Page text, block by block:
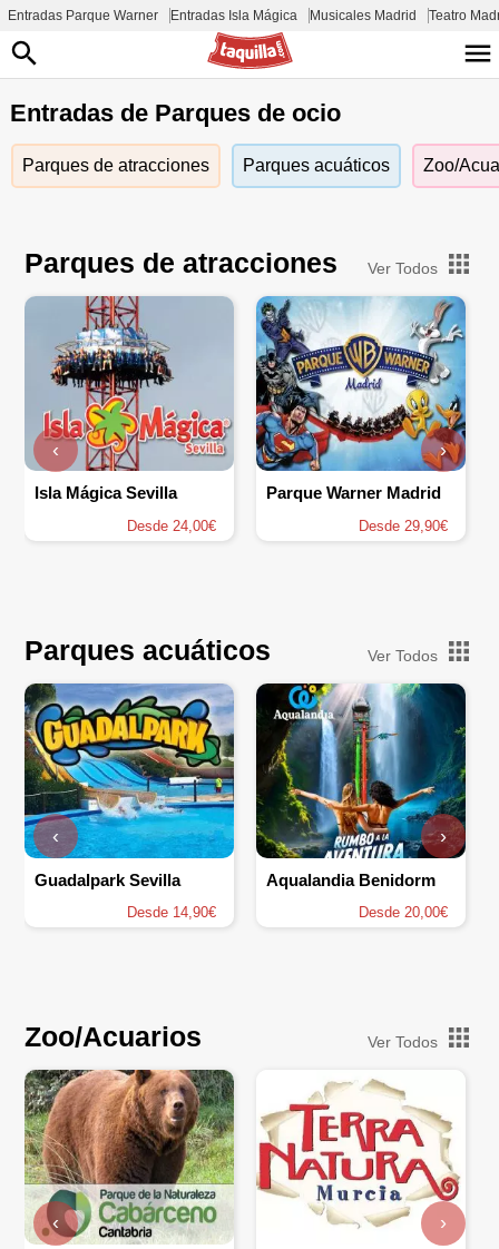
Entradas Parque Warner Entradas Isla Mágica Musicales Madrid Teatro
Entradas de Parques de ocio
Parques de atracciones Parques acuáticos Zoo/
Parques de atracciones Ver Todos
Isla Mágica Sevilla
Desde 24,00€
Parque Warner Madrid
Desde 29,90€
‹ ›
Parques acuáticos Ver Todos
Guadalpark Sevilla
Desde 14,90€
Aqualandia Benidorm
Desde 20,00€
‹ ›
Zoo/Acuarios Ver Todos
‹ ›